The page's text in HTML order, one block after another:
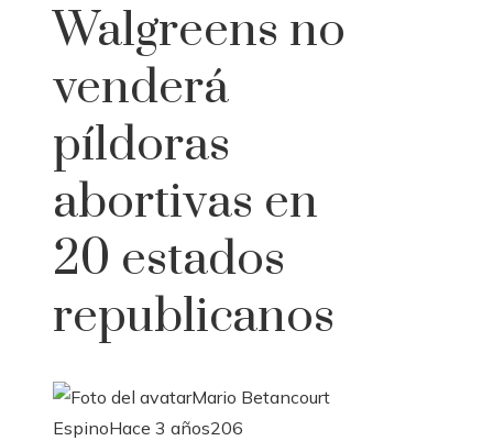
Walgreens no
venderá
píldoras
abortivas en
20 estados
republicanos
Mario Betancourt
EspinoHace 3 años206